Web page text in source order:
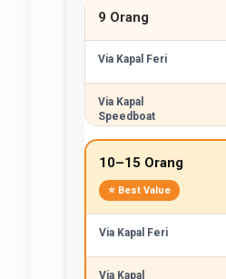
9 Orang
10–15 Orang
⭐ Best Value